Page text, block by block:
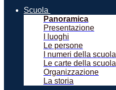
Scuola
Panoramica
Presentazione
I luoghi
Le persone
I numeri della scuola
Le carte della scuola
Organizzazione
La storia